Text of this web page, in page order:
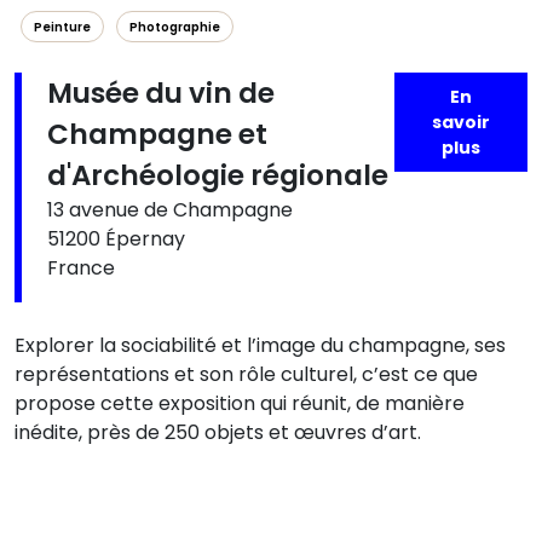
Peinture Photographie
Musée du vin de
Champagne et
d'Archéologie régionale
13 avenue de Champagne
51200 Épernay
France
En
savoir
plus
Explorer la sociabilité et l’image du champagne, ses
représentations et son rôle culturel, c’est ce que
propose cette exposition qui réunit, de manière
inédite, près de 250 objets et œuvres d’art.